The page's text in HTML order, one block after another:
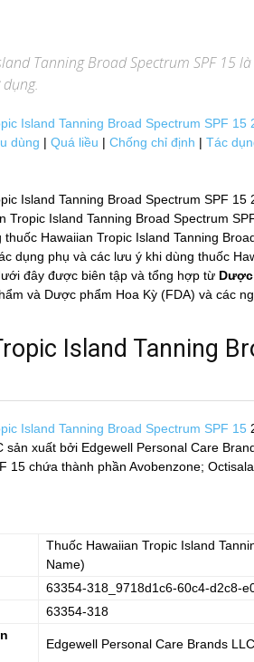
Tanning Broad Spectrum SPF 15là
Island Tanning Broad Spectrum SPF
dùng | Quá liều | Chống chỉ định | Tác
Island Tanning Broad Spectrum SPF
Tropic Island Tanning Broad Spectrum
Hawaiian Tropic Island Tanning
dụng phụ và các lưu ý khi dùng thuốc
đây được biên tập và tổng hợp từ
và Dược phẩm Hoa Kỳ (FDA) và các
Island Tanning
Island Tanning Broad Spectrum SPF 15
sản xuất bởi Edgewell Personal Care
15 chứa thành phần Avobenzone;
Thuốc Hawaiian Tropic Island
Name)
63354-318_9718d1c6-60c4-d2c8-
63354-318
Edgewell Personal Care Brands LLC